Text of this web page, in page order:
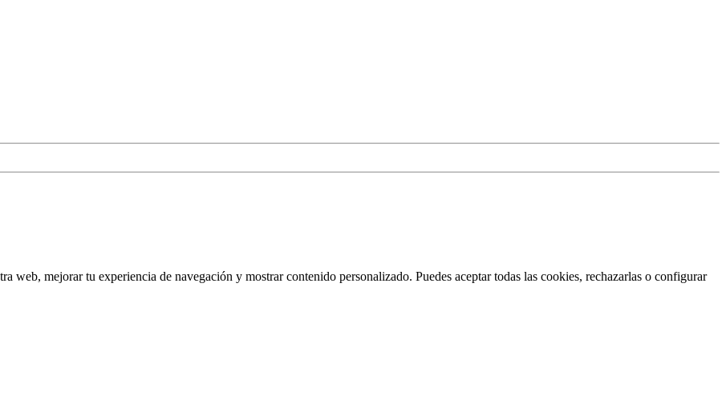
web, mejorar tu experiencia de navegación y mostrar contenido personalizado. Puedes aceptar todas las cookies, rechazarlas o configurar